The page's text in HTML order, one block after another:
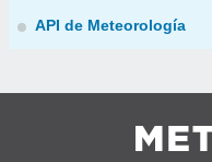
API de Meteorología